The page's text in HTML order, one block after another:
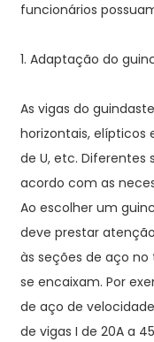
funcionários
1. Adaptação do
As vigas do
horizontais,
de U, etc. Diferentes
acordo com as
Ao escolher um
deve prestar
às seções de aço no
se encaixam. Por
de aço de
de vigas I de 20A a